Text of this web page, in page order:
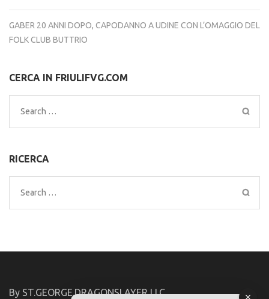
GABER 20 ANNI DOPO, CAPODANNO A UDINE CON L’OMAGGIO DEL
FOLK CLUB BUTTRIO
CERCA IN FRIULIFVG.COM
Search
for:
RICERCA
Search
for:
By ST.GEORGE.DRAGONSLAYER LLC